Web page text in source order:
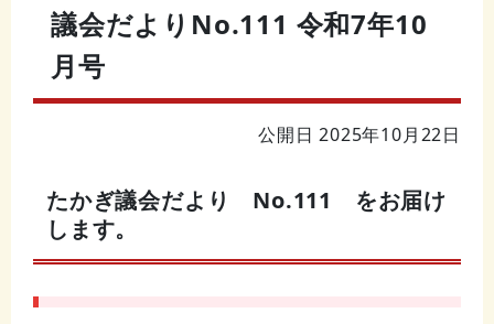
議会だよりNo.111 令和7年10
月号
公開日 2025年10月22日
たかぎ議会だより No.111 をお届け
します。